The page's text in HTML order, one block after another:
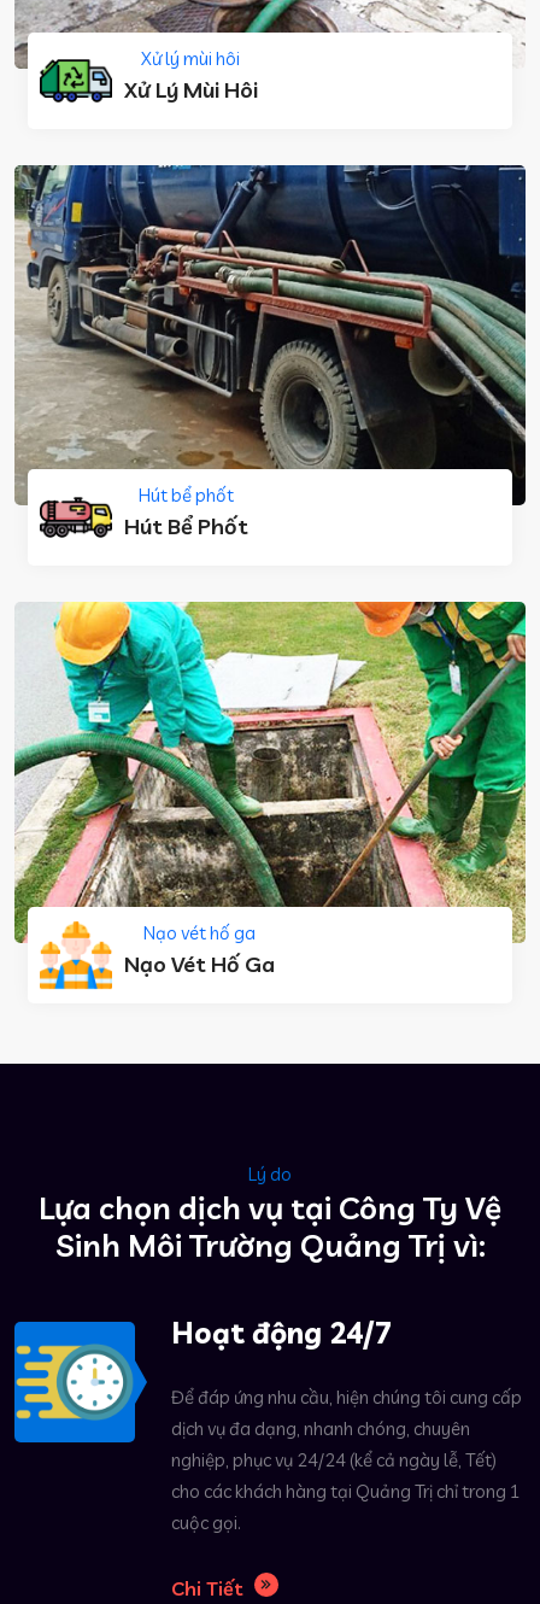
Xử lý mùi hôi
Xử Lý Mùi Hôi
Hút bể phốt
Hút Bể Phốt
Nạo vét hố ga
Nạo Vét Hố Ga
Lý do
Lựa chọn dịch vụ tại Công Ty Vệ
Sinh Môi Trường Quảng Trị vì:
Hoạt động 24/7
Để đáp ứng nhu cầu, hiện chúng tôi cung cấp
dịch vụ đa dạng, nhanh chóng, chuyên
nghiệp, phục vụ 24/24 (kể cả ngày lễ, Tết)
cho các khách hàng tại Quảng Trị chỉ trong 1
cuộc gọi.
Chi Tiết